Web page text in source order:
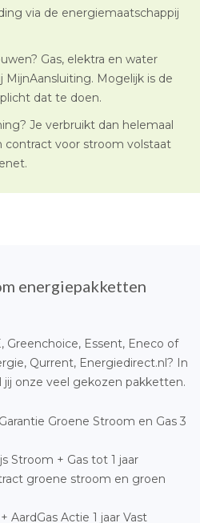
via de energiemaatschappij
Gas, elektra en water
MijnAansluiting. Mogelijk is de
dat te doen.
Je verbruikt dan helemaal
contract voor stroom volstaat
energiepakketten
Greenchoice, Essent, Eneco of
Qurrent, Energiedirect.nl? In
onze veel gekozen pakketten.
Groene Stroom en Gas 3
Stroom + Gas tot 1 jaar
groene stroom en groen
AardGas Actie 1 jaar Vast